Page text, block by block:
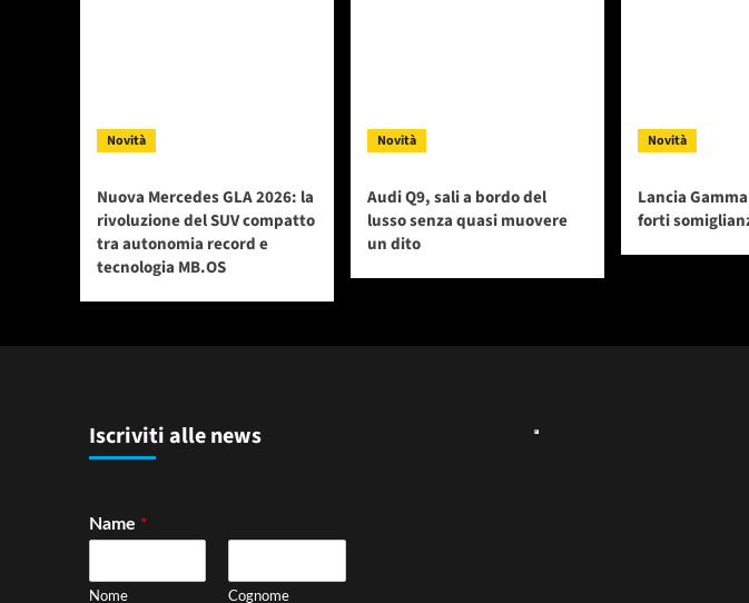
Novità
Nuova Mercedes GLA 2026: la
rivoluzione del SUV compatto
tra autonomia record e
tecnologia MB.OS
Novità
Audi Q9, sali a bordo del
lusso senza quasi muovere
un dito
Novità
Lancia
forti
Iscriviti alle news
Name *
Nome Cognome